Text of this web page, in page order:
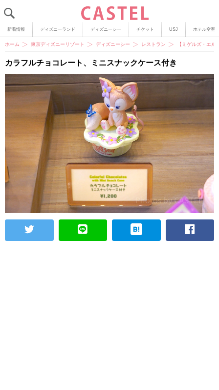
新着情報 ディズニーランド ディズニーシー チケット USJ ホテル空室
ホーム 東京ディズニーリゾート ディズニーシー レストラン 【ミゲルズ・エ
カラフルチョコレート、ミニスナックケース付き